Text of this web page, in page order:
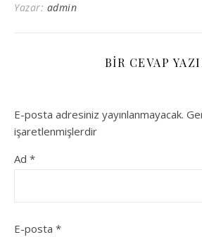
Yazar: admin
BIR CEVAP
E-posta adresiniz yayınlanmayacak.
işaretlenmişlerdir
Ad *
E-posta *